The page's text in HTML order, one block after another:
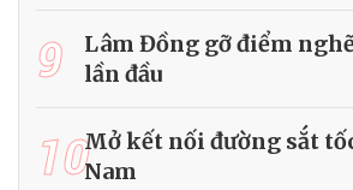
9
Lâm Đồng gỡ điểm
lần đầu
10Mở kết nối đường sắt
Nam